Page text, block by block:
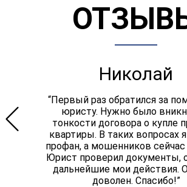
Николай
“Первый раз обратился за
юристу. Нужно было
тонкости договора о купле
квартиры. В таких вопросах
профан, а мошенников сейчас
Юрист проверил документы,
дальнейшие мои действия.
доволен. Спасибо!”